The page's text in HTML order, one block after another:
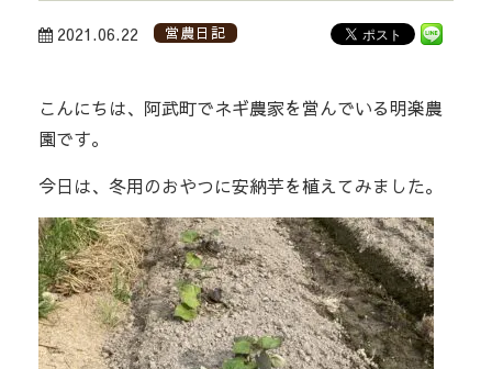
2021.06.22 営農日記
こんにちは、阿武町でネギ農家を営んでいる明楽農
園です。
今日は、冬用のおやつに安納芋を植えてみました。